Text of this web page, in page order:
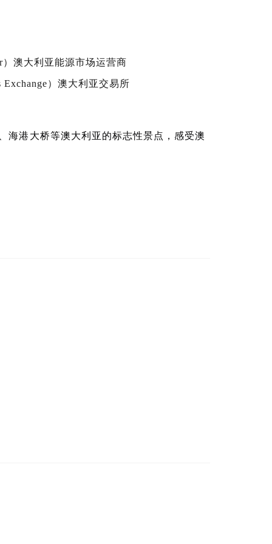
澳大利亚能源市场运营商
）澳大利亚交易所
海港大桥等澳大利亚的标志性景点，感受澳